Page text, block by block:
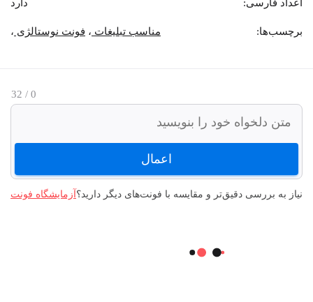
اعداد فارسی: دارد
برچسب‌‌ها: مناسب تبلیغات ، فونت نوستالژی ،
0
/ 32
اعمال
نیاز به بررسی دقیق‌تر و مقایسه با فونت‌های دیگر دارید؟آزمایشگاه فونت